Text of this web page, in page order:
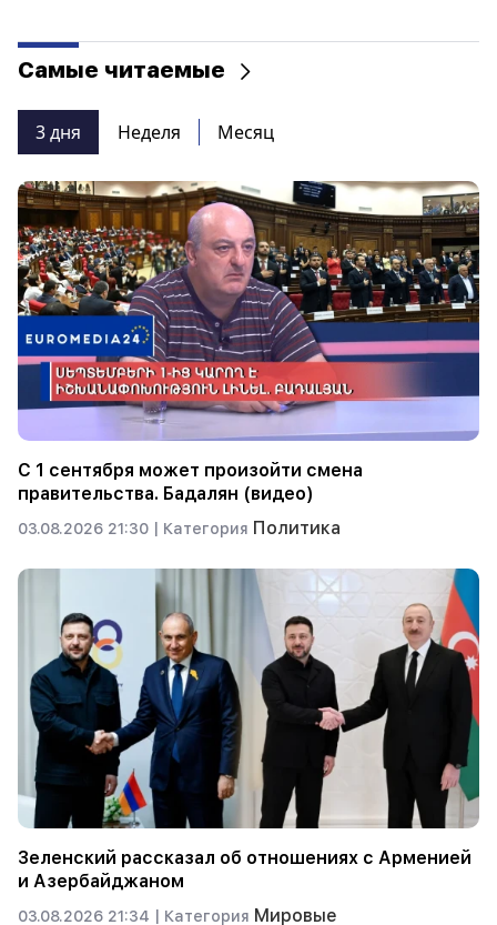
Самые читаемые
3 дня Неделя Месяц
С 1 сентября может произойти смена
правительства. Бадалян (видео)
03.08.2026 21:30 | Категория Политика
Зеленский рассказал об отношениях с Арменией
и Азербайджаном
03.08.2026 21:34 | Категория Мировые